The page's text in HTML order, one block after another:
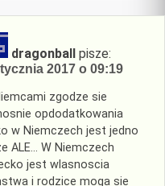
dragonball pisze:
2017 o 09:19
zgodze sie
opdodatkowania
w Niemczech jest jedno
ALE… W Niemczech
jest wlasnoscia
i rodzice moga sie